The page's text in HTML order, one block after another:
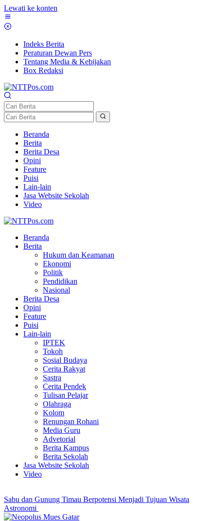
Lewati ke konten
Indeks Berita
Peraturan Dewan Pers
Tentang Media & Kebijakan
Box Redaksi
Beranda
Berita
Berita Desa
Opini
Feature
Puisi
Lain-lain
Jasa Website Sekolah
Video
Beranda
Berita
Hukum dan Keamanan
Ekonomi
Politik
Pendidikan
Nasional
Berita Desa
Opini
Feature
Puisi
Lain-lain
IPTEK
Tokoh
Sosial Budaya
Cerita Rakyat
Sastra
Cerita Pendek
Tulisan Pelajar
Olahraga
Kolom
Renungan Rohani
Media Guru
Advetorial
Berita Kampus
Berita Sekolah
Jasa Website Sekolah
Video
Sabu dan Gunung Timau Berpotensi Menjadi Tujuan Wisata
Astronomi